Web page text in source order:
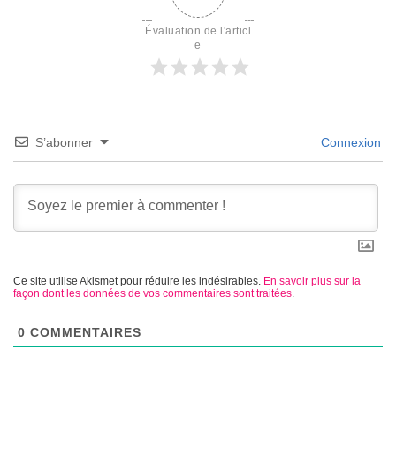
Évaluation de l'articl
e
S’abonner Connexion
Ce site utilise Akismet pour réduire les indésirables. En savoir plus sur la
façon dont les données de vos commentaires sont traitées.
0 COMMENTAIRES